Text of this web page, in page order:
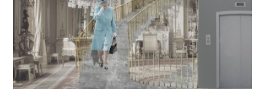
Buckingham.
Mogłoby
nim
zamieszkać
nawet